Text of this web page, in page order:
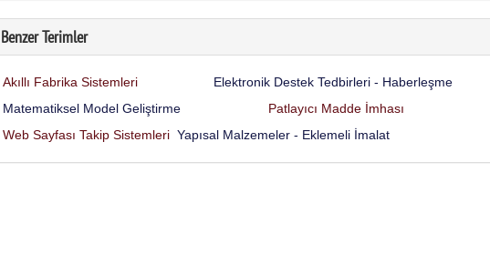
Benzer Terimler
Akıllı Fabrika Sistemleri Elektronik Destek Tedbirleri - Haberleşme
Matematiksel Model Geliştirme
Patlayıcı Madde İmhası
Web Sayfası Takip Sistemleri Yapısal Malzemeler - Eklemeli İmalat